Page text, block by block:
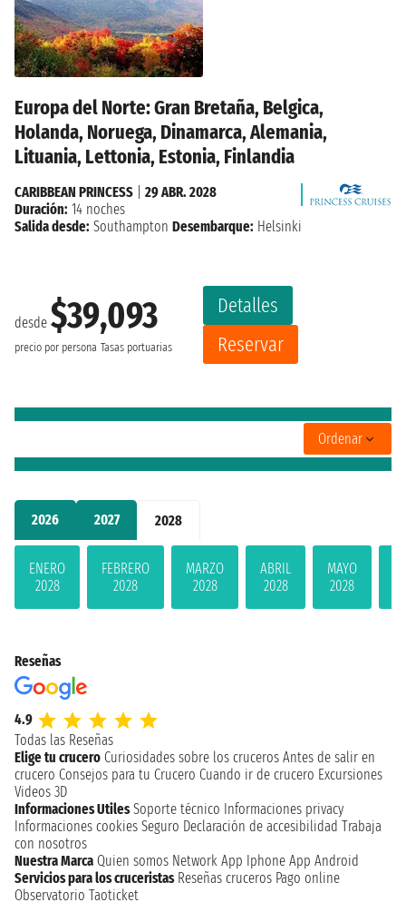
2026 2027 2028
ENERO
2028
FEBRERO
2028
MARZO
2028
ABRIL
2028
MAYO
2028
Europa del Norte: Gran Bretaña, Belgica,
Holanda, Noruega, Dinamarca, Alemania,
Lituania, Lettonia, Estonia, Finlandia
desde $39,093
precio por persona Tasas portuarias
Detalles
Reservar
CARIBBEAN PRINCESS
29 ABR. 2028
Duración: 14 noches
Salida desde: Southampton Desembarque: Helsinki
Ordenar
Reseñas
4.9
Todas las Reseñas
Elige tu crucero Curiosidades sobre los cruceros Antes de salir en
crucero Consejos para tu Crucero Cuando ir de crucero Excursiones
Videos 3D
Informaciones Utiles Soporte técnico Informaciones privacy
Informaciones cookies Seguro Declaración de accesibilidad Trabaja
con nosotros
Nuestra Marca Quien somos Network App Iphone App Android
Servicios para los cruceristas Reseñas cruceros Pago online
Observatorio Taoticket